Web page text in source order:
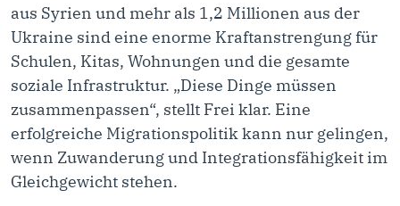
aus Syrien und mehr als 1,2 Millionen aus der
Ukraine sind eine enorme Kraftanstrengung für
Schulen, Kitas, Wohnungen und die gesamte
soziale Infrastruktur. „Diese Dinge müssen
zusammenpassen“, stellt Frei klar. Eine
erfolgreiche Migrationspolitik kann nur gelingen,
wenn Zuwanderung und Integrationsfähigkeit im
Gleichgewicht stehen.